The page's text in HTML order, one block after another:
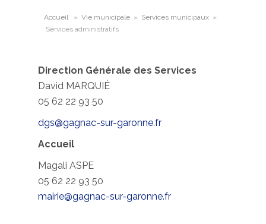
Accueil » Vie municipale » Services municipaux »
Services administratifs
Direction Générale des Services
David MARQUIÉ
05 62 22 93 50
dgs@gagnac-sur-garonne.fr
Accueil
Magali ASPE
05 62 22 93 50
mairie@gagnac-sur-garonne.fr